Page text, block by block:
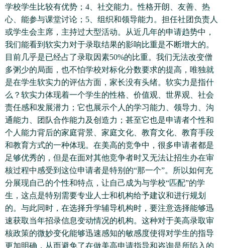
学校学生比较有优势；4、社交能力。性格开朗、友善、热
心、能参与课堂讨论；5、组织和领导能力。担任社团负责人
或学生会主席，主持过大型活动。从近几年的申请趋势中，
我们能看到软实力对于录取结果的影响比重是不断增大的。
目前几乎是已经占了录取因素50%的比重。我们无法改变僧
多粥少的局面，也不怕学校对标化分数要求的提高，唯独就
是在学生软实力的评估方面，家长没有头绪。软实力是指什
么？软实力体现着一个学生的性格、价值观、世界观、社会
责任感和发展潜力；它也展示个人的学习能力、领导力、沟
通能力、团队合作能力及创造力；甚至它也是申请者个性和
个人能力背后的家庭背景、家庭文化、教育文化、教育手段
和教育方式的一种体现。在美高的竞争中，很多申请者都是
足够优秀的，但是在面对其他竞争者时又无法让招生办在审
核过程中感受到这位申请者是特别的“那一个”。所以如何充
分展现自己的个性和特点，让自己成为与学校“匹配”的学
生，这点是特别需要专业人士和机构给予建议和进行规划
的。与此同时，在选择升学辅导机构时，要注意选择能够迅
速获取当年招录信息变动情况的机构。这种对于美高录取审
核政策的微妙变化能够迅速感知的敏感度使得对学生的指导
更加明确，从而避免了在做美高申请指导和咨询是所陷入的